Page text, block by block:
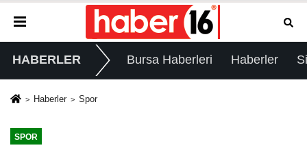
HABERLER Bursa Haberleri Haberler
Haberler Spor
SPOR